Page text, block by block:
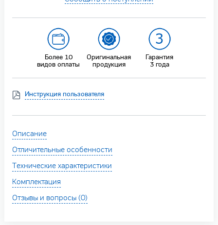
Более 10
видов оплаты
Оригинальная
продукция
Гарантия
3 года
Инструкция пользователя
Описание
Отличительные особенности
Технические характеристики
Комплектация
Отзывы и вопросы (0)